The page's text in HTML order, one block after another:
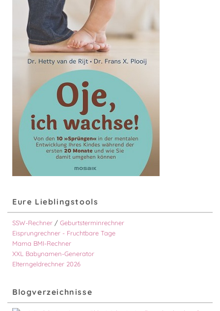
Eure Lieblingstools
SSW-Rechner / Geburtsterminrechner
Eisprungrechner - Fruchtbare Tage
Mama BMI-Rechner
XXL Babynamen-Generator
Elterngeldrechner 2026
Blogverzeichnisse